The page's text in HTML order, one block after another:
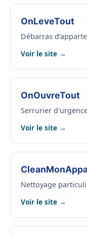
OnLeveTout
Débarras
Voir le site →
OnOuvreTout
Serrurier
Voir le site →
Nettoyage
Voir le site →